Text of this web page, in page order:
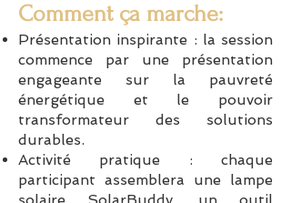
Comment ça marche:
Présentation inspirante : la session
commence par une présentation
engageante sur la pauvreté
énergétique et le pouvoir
transformateur des solutions
durables.
Activité pratique : chaque
participant assemblera une lampe